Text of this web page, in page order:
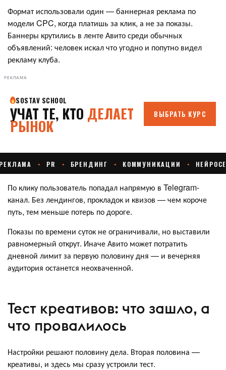
Формат использовали один — баннерная реклама по
модели CPC, когда платишь за клик, а не за показы.
Баннеры крутились в ленте Авито среди обычных
объявлений: человек искал что угодно и попутно видел
рекламу клуба.
РЕКЛАМА
По клику пользователь попадал напрямую в Telegram-
канал. Без лендингов, прокладок и квизов — чем короче
путь, тем меньше потерь по дороге.
Показы по времени суток не ограничивали, но выставили
равномерный открут. Иначе Авито может потратить
дневной лимит за первую половину дня — и вечерняя
аудитория останется неохваченной.
Тест креативов: что зашло, а
что провалилось
Настройки решают половину дела. Вторая половина —
креативы, и здесь мы сразу устроили тест.